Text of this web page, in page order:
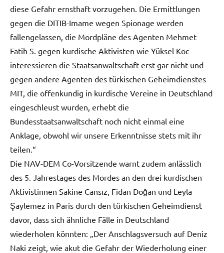
diese Gefahr ernsthaft vorzugehen. Die Ermittlungen
gegen die DITIB-Imame wegen Spionage werden
fallengelassen, die Mordpläne des Agenten Mehmet
Fatih S. gegen kurdische Aktivisten wie Yüksel Koc
interessieren die Staatsanwaltschaft erst gar nicht und
gegen andere Agenten des türkischen Geheimdienstes
MIT, die offenkundig in kurdische Vereine in Deutschland
eingeschleust wurden, erhebt die
Bundesstaatsanwaltschaft noch nicht einmal eine
Anklage, obwohl wir unsere Erkenntnisse stets mit ihr
teilen.“
Die NAV-DEM Co-Vorsitzende warnt zudem anlässlich
des 5. Jahrestages des Mordes an den drei kurdischen
Aktivistinnen Sakine Cansız, Fidan Doğan und Leyla
Şaylemez in Paris durch den türkischen Geheimdienst
davor, dass sich ähnliche Fälle in Deutschland
wiederholen könnten: „Der Anschlagsversuch auf Deniz
Naki zeigt, wie akut die Gefahr der Wiederholung einer